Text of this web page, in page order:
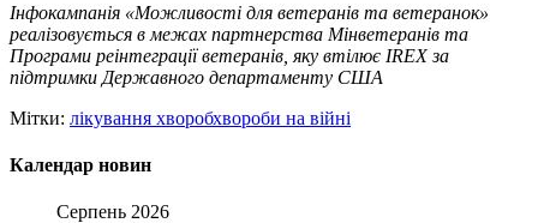
Інфокампанія «Можливості для ветеранів та ветеранок»
реалізовується в межах партнерства Мінветеранів та
Програми реінтеграції ветеранів, яку втілює IREX за
підтримки Державного департаменту США
Мітки: лікування хворобхвороби на війні
Календар новин
Серпень 2026